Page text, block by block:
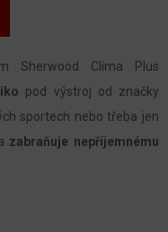
Sherwood Clima Plus
pod výstroj od značky
sportech nebo třeba jen
zabraňuje nepříjemnému